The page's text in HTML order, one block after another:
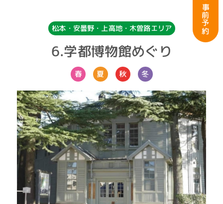
事前予約
松本・安曇野・上高地・木曽路エリア
6.学都博物館めぐり
春 夏 秋 冬